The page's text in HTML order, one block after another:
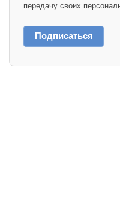
передачу своих
Подписаться